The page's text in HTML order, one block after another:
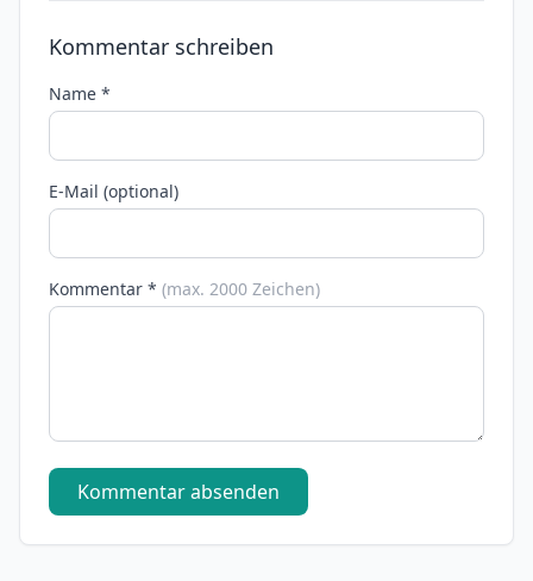
Kommentar schreiben
Name *
E-Mail (optional)
Kommentar * (max. 2000 Zeichen)
Kommentar absenden